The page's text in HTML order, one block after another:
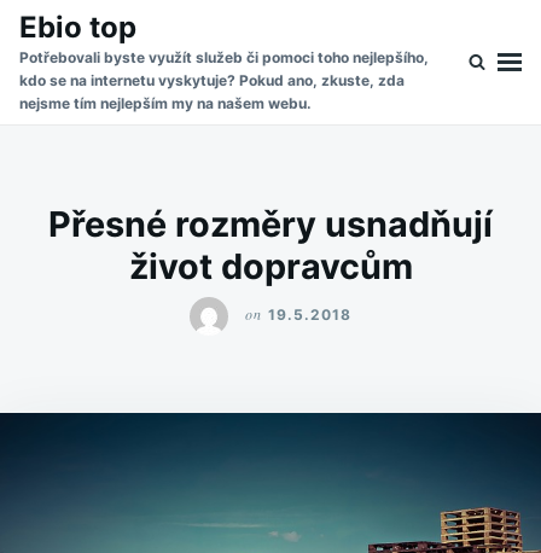
Skip
content
Search
for:
Ebio top
Potřebovali byste využít služeb či pomoci toho nejlepšího,
kdo se na internetu vyskytuje? Pokud ano, zkuste, zda
nejsme tím nejlepším my na našem webu.
Přesné rozměry usnadňují
život dopravcům
on 19.5.2018